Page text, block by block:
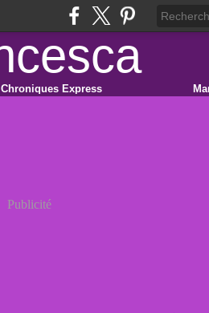
Chroniques Express
Publicité